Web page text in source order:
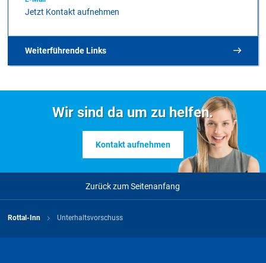
Dateigröße 284 KB
29.04.2025
Jetzt Kontakt aufnehmen
Weiterführende Links
Sozialhilfe
Wir sind da um zu helfen.
Kontakt aufnehmen
Zurück zum Seitenanfang
Rottal-Inn Unterhaltsvorschuss